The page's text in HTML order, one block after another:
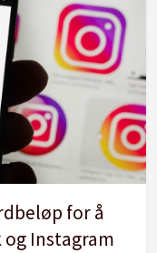
for å
Instagram